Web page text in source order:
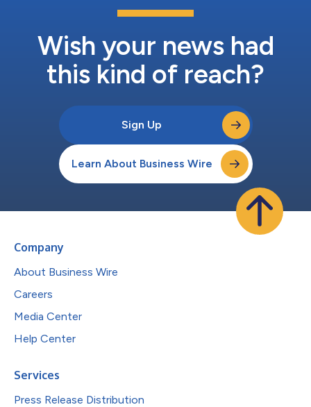
アクセスしやすい立地となっています。 続いて殿下は研究開発
センターを訪問し、同センターの戦略と研究開発の枠組みについ
ソリューションの開発に特化した設備やラボについて理解を深め
ました。 殿下は、メディア分野を支えるデ...
Wish your news had
this kind of reach?
Sign Up
Learn About Business Wire
Company
About Business Wire
Careers
Media Center
Help Center
Services
Press Release Distribution